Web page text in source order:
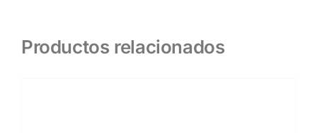
Productos relacionados